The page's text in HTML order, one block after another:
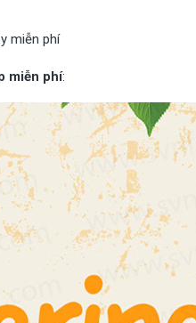
miễn phí
miễn phí: